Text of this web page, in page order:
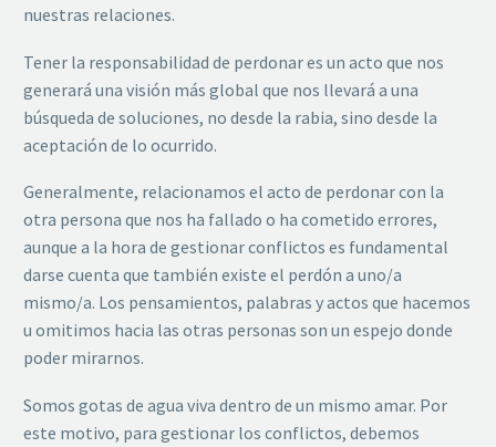
nuestras relaciones.
Tener la responsabilidad de perdonar es un acto que nos
generará una visión más global que nos llevará a una
búsqueda de soluciones, no desde la rabia, sino desde la
aceptación de lo ocurrido.
Generalmente, relacionamos el acto de perdonar con la
otra persona que nos ha fallado o ha cometido errores,
aunque a la hora de gestionar conflictos es fundamental
darse cuenta que también existe el perdón a uno/a
mismo/a. Los pensamientos, palabras y actos que hacemos
u omitimos hacia las otras personas son un espejo donde
poder mirarnos.
Somos gotas de agua viva dentro de un mismo amar. Por
este motivo, para gestionar los conflictos, debemos